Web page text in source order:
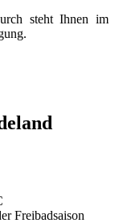
steht Ihnen im
Freibadsaison